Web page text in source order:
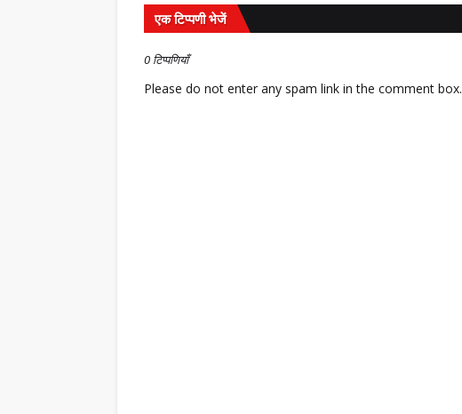
एक टिप्पणी भेजें
0 टिप्पणियाँ
Please do not enter any spam link in the comment box.